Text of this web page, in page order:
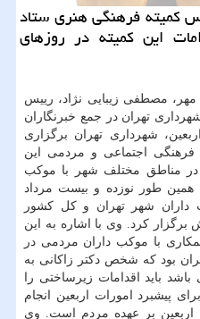
کمیته فرهنگی هنری ستاد
این کمیته در روزهای
مصطفی زیبایی نژاد، رییس
تهران در جمع خبرنگاران
شهرداری تهران برگزاری
فرهنگی اجتماعی و مردمی این
در مناطق مختلف شهر با موکب
همین طور نوزده و بیست مرداد
داران شهر تهران و کل کشور
کرد. وی با اشاره به این
با موکب داران مردمی در
بود که شخص دکتر زاکانی به
باید اقدامات زیرساختی را
پیشبرد امورات اربعین انجام
اربعین بر عهده مردم است. وی